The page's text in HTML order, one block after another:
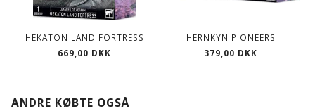
HEKATON LAND FORTRESS
669,00 DKK
HERNKYN PIONEERS
379,00 DKK
ANDRE KØBTE OGSÅ